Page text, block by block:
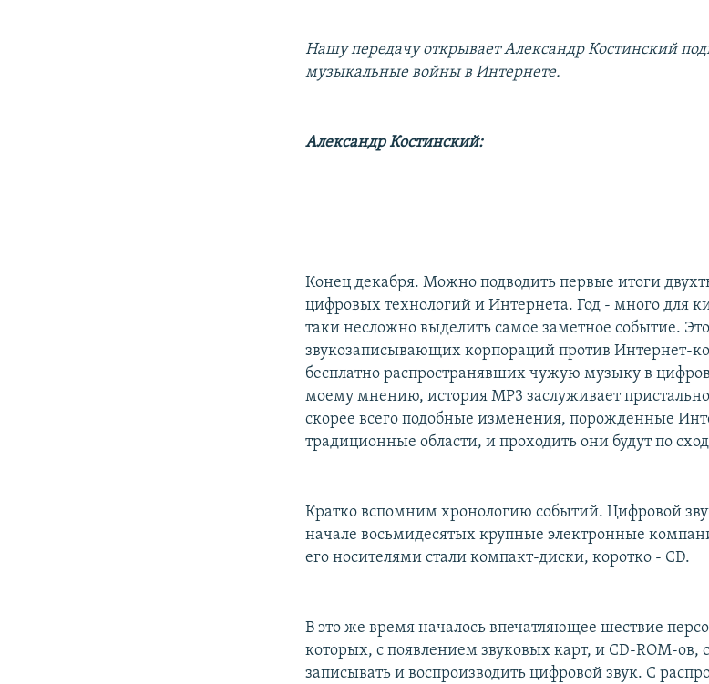
Нашу передачу открывает Александр Костинский
музыкальные войны в Интернете.
Александр Костинский:
Конец декабря. Можно подводить первые итоги
цифровых технологий и Интернета. Год - много для
таки несложно выделить самое заметное событие.
звукозаписывающих корпораций против Интернет-
бесплатно распространявших чужую музыку в
моему мнению, история MP3 заслуживает
скорее всего подобные изменения, порожденные
традиционные области, и проходить они будут по
Кратко вспомним хронологию событий. Цифровой
начале восьмидесятых крупные электронные
его носителями стали компакт-диски, коротко - CD.
В это же время началось впечатляющее шествие
которых, с появлением звуковых карт, и CD-ROM-
записывать и воспроизводить цифровой звук. С